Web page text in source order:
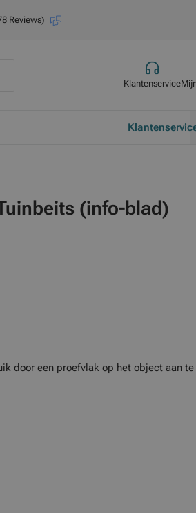
Reviews)
Klantenservice
(info-blad)
door een proefvlak op het object aan